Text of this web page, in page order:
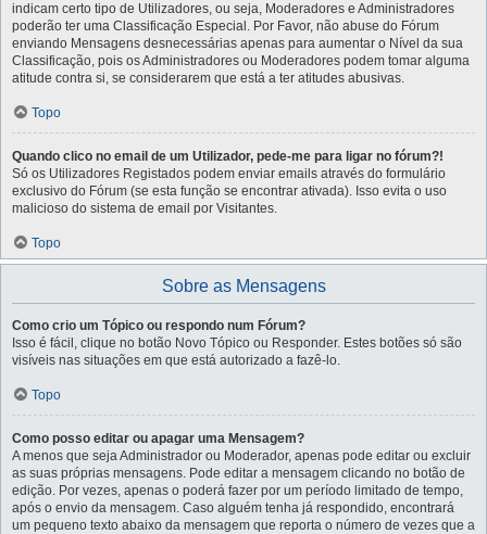
indicam certo tipo de Utilizadores, ou seja, Moderadores e Administradores
poderão ter uma Classificação Especial. Por Favor, não abuse do Fórum
enviando Mensagens desnecessárias apenas para aumentar o Nível da sua
Classificação, pois os Administradores ou Moderadores podem tomar alguma
atitude contra si, se considerarem que está a ter atitudes abusivas.
Topo
Quando clico no email de um Utilizador, pede-me para ligar no fórum?!
Só os Utilizadores Registados podem enviar emails através do formulário
exclusivo do Fórum (se esta função se encontrar ativada). Isso evita o uso
malicioso do sistema de email por Visitantes.
Topo
Sobre as Mensagens
Como crio um Tópico ou respondo num Fórum?
Isso é fácil, clique no botão Novo Tópico ou Responder. Estes botões só são
visíveis nas situações em que está autorizado a fazê-lo.
Topo
Como posso editar ou apagar uma Mensagem?
A menos que seja Administrador ou Moderador, apenas pode editar ou excluir
as suas próprias mensagens. Pode editar a mensagem clicando no botão de
edição. Por vezes, apenas o poderá fazer por um período limitado de tempo,
após o envio da mensagem. Caso alguém tenha já respondido, encontrará
um pequeno texto abaixo da mensagem que reporta o número de vezes que a